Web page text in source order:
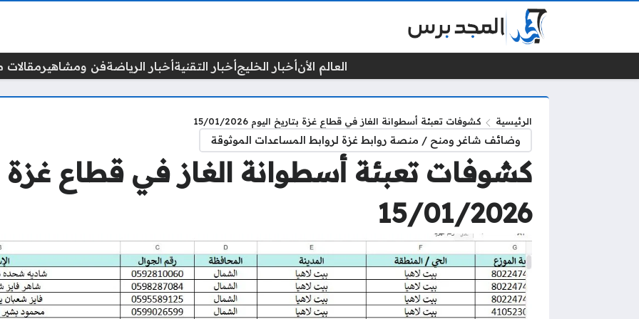
العالم الأنأخبار الخليجأخبار التقنيةأخبار الرياضةفن ومشاهيرمقالات
الرئيسية كشوفات تعبئة أسطوانة الغاز في قطاع غزة بتاريخ اليوم 15/01/2026
وضائف شاغر ومنح / منصة روابط غزة لروابط المساعدات الموثوقة
كشوفات تعبئة أسطوانة الغاز في قطاع غزة
15/01/2026